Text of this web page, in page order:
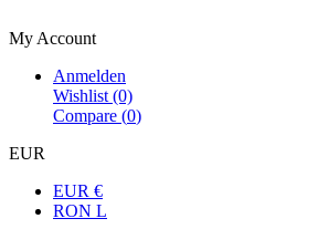
My Account
Anmelden
Wishlist (0)
Compare (0)
EUR
EUR €
RON L